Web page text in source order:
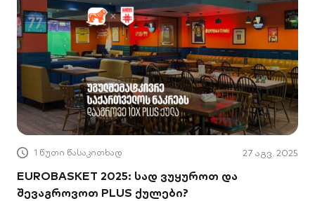
1 წუთი წასაკითხად 27 აგვ. 2025
EUROBASKET 2025: სად ვუყუროთ და
შევაგროვოთ PLUS ქულები?